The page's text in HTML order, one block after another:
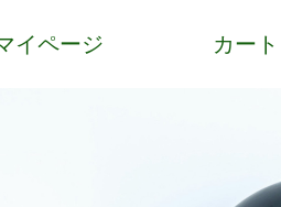
イページ カート